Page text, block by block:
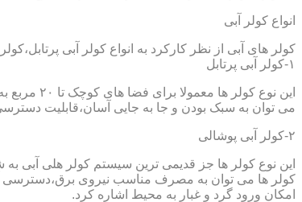
انواع کولر آبی
کولر های آبی از نظر کارکرد به انواع کولر آبی
۱-کولر آبی پرتابل
این نوع
می توان به سبک بودن و جا به جایی آسان،قابلیت
۲-کولر آبی پوشالی
این نوع کولر ها جز قدیمی ترین سیستم کولر هلی
کولر ها می توان به مصرف مناسب نیروی برق،دسترسی
امکان ورود گرد و غبار به محیط اشاره کرد.